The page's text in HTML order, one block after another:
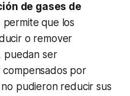
de gases de
permite que los
o remover
puedan ser
por
pudieron reducir sus